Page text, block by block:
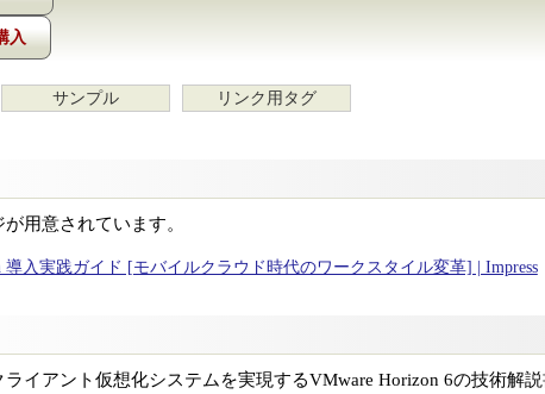
入
サンプル リンク用タグ
用意されています。
導入実践ガイド [モバイルクラウド時代のワークスタイル変革] | Impress
イアント仮想化システムを実現するVMware Horizon 6の技術解